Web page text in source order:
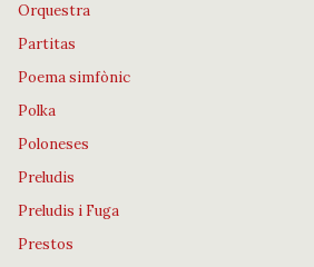
Orquestra
Partitas
Poema simfònic
Polka
Poloneses
Preludis
Preludis i Fuga
Prestos